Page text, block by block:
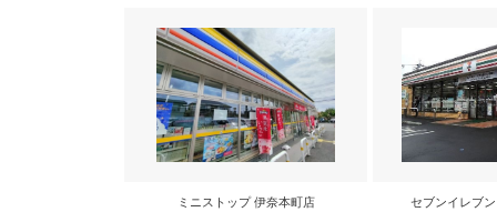
ミニストップ 伊奈本町店 セブンイレブ